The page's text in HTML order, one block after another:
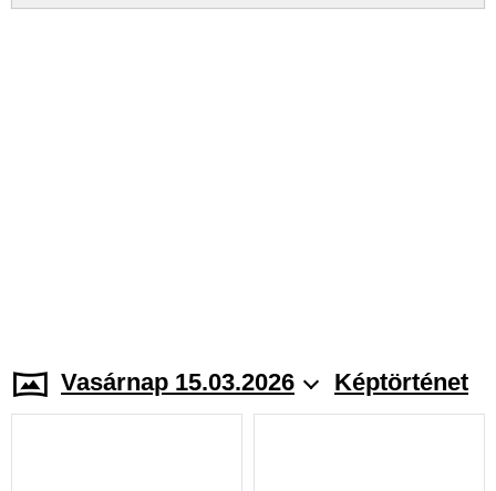
Vasárnap 15.03.2026 Képtörténet